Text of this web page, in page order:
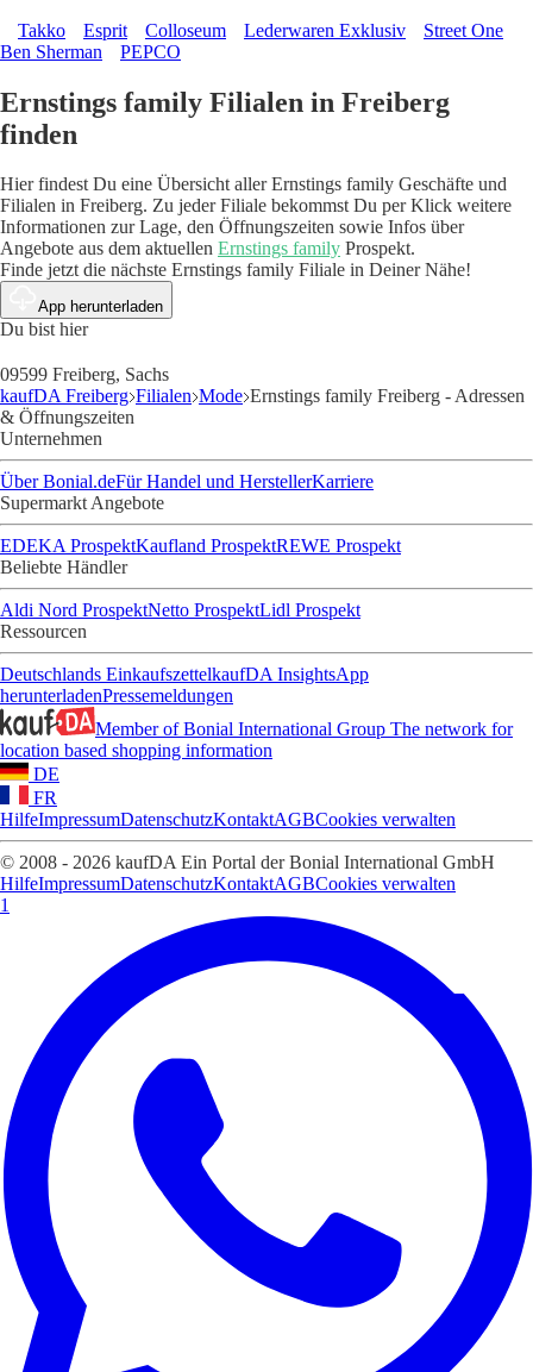
Takko Esprit Colloseum Lederwaren Exklusiv
Street One
Ben Sherman
PEPCO
Ernstings family Filialen in Freiberg
finden
Hier findest Du eine Übersicht aller Ernstings family Geschäfte und
Filialen in Freiberg. Zu jeder Filiale bekommst Du per Klick weitere
Informationen zur Lage, den Öffnungszeiten sowie Infos über
Angebote aus dem aktuellen Ernstings family Prospekt.
Finde jetzt die nächste Ernstings family Filiale in Deiner Nähe!
App herunterladen
Du bist hier
09599 Freiberg, Sachs
kaufDA Freiberg Filialen Mode Ernstings family Freiberg - Adressen
& Öffnungszeiten
Unternehmen
Über Bonial.deFür Handel und HerstellerKarriere
Supermarkt Angebote
EDEKA ProspektKaufland ProspektREWE Prospekt
Beliebte Händler
Aldi Nord ProspektNetto ProspektLidl Prospekt
Ressourcen
Deutschlands EinkaufszettelkaufDA InsightsApp
herunterladenPressemeldungen
Member of Bonial International Group The network for
location based shopping information
DE
FR
HilfeImpressumDatenschutzKontaktAGBCookies verwalten
© 2008 - 2026 kaufDA Ein Portal der Bonial International GmbH
HilfeImpressumDatenschutzKontaktAGBCookies verwalten
1